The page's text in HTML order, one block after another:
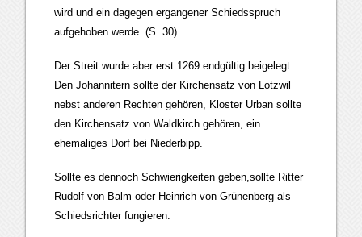
wird und ein dagegen ergangener Schiedsspruch
aufgehoben werde. (S. 30)
Der Streit wurde aber erst 1269 endgültig beigelegt.
Den Johannitern sollte der Kirchensatz von Lotzwil
nebst anderen Rechten gehören, Kloster Urban sollte
den Kirchensatz von Waldkirch gehören, ein
ehemaliges Dorf bei Niederbipp.
Sollte es dennoch Schwierigkeiten geben,sollte Ritter
Rudolf von Balm oder Heinrich von Grünenberg als
Schiedsrichter fungieren.